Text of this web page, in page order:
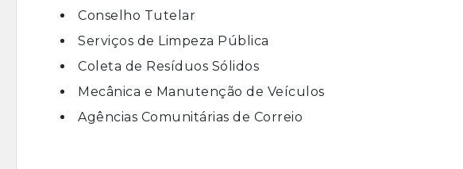
Conselho Tutelar
Serviços de Limpeza Pública
Coleta de Resíduos Sólidos
Mecânica e Manutenção de Veículos
Agências Comunitárias de Correio